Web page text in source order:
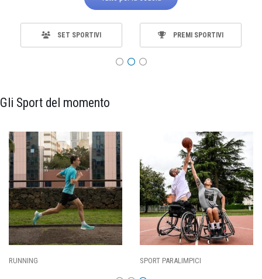
SET SPORTIVI PREMI SPORTIVI
Gli Sport del momento
SPORT PARALIMPICI CALCIO